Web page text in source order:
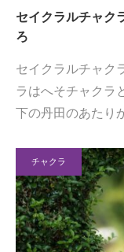
セイクラルチャク
ろ
セイクラルチャク
ラはへそチャクラ
下の丹田のあたり
チャクラ